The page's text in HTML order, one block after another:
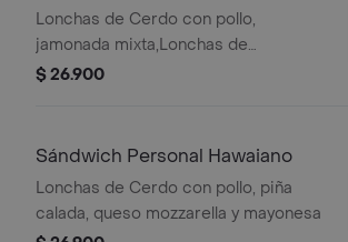
Especial
Lonchas de Cerdo con pollo,
jamonada mixta,Lonchas de
cerdo,cordero y res,
Qbano
$ 26.900
Sándwich Personal Hawaiano
Lonchas de Cerdo con pollo, piña
calada, queso mozzarella y mayonesa